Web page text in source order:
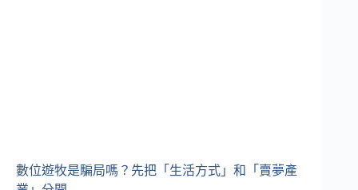
數位遊牧是騙局嗎？先把「生活方式」和「賣夢產